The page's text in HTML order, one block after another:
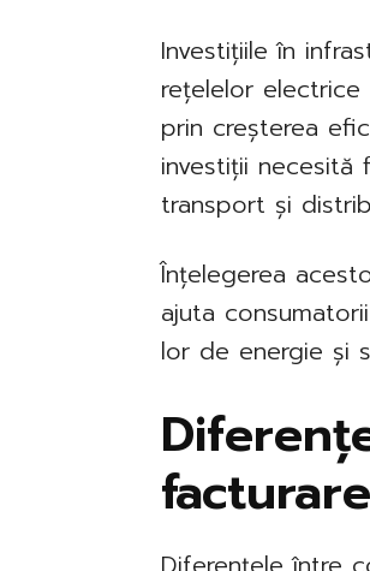
Investițiile în
rețelelor
prin creșterea
investiții
transport și
Înțelegerea
ajuta
lor de energie și
facturare